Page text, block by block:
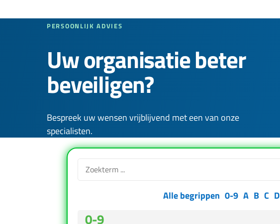
Uw organisatie beter
beveiligen?
PERSOONLIJK ADVIES
Bespreek uw wensen vrijblijvend met een van onze
specialisten.
Alle begrippen 0-9 A B C D
0-9